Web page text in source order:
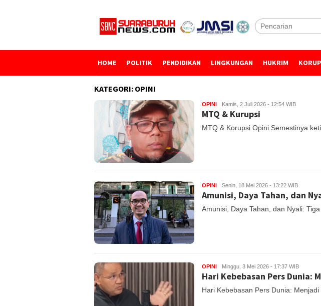
HOME POLITIK PENDIDIKAN LINGKUNGAN HUKRIM
KATEGORI: OPINI
OPINI Kamis, 2 Juli 2026 - 12:54 WIB
MTQ & Kurupsi
MTQ & Korupsi Opini Semestinya
OPINI Senin, 18 Mei 2026 - 13:22 WIB
Amunisi, Daya Tahan, dan
Amunisi, Daya Tahan, dan Nyali:
OPINI Minggu, 3 Mei 2026 - 17:37 WIB
Hari Kebebasan Pers Dunia:
Hari Kebebasan Pers Dunia: